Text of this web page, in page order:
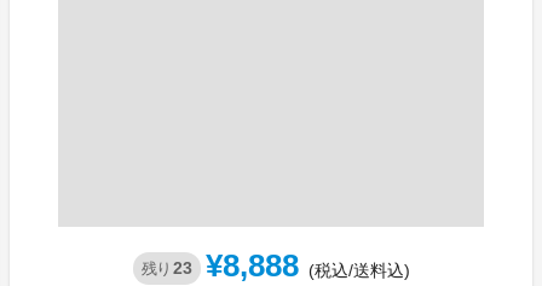
残り 23 ¥8,888 (税込/送料込)